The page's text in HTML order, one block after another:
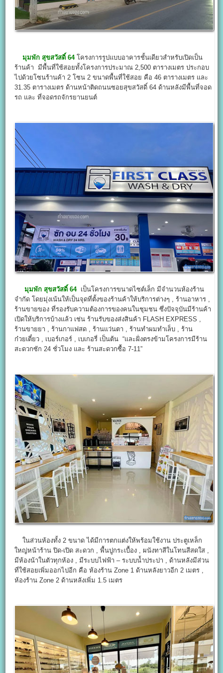
มุมพัก สุขสวัสดิ์ 64โครงการรูปแบบอาคารชั้นเดียวสำหรับเปิดเป็น
ร้านค้า มีพื้นที่ใช้สอยทั้งโครงการประมาณ 2,500 ตารางเมตร ประกอบ
ไปด้วยโซนร้านค้า 2 โซน 2 ขนาดพื้นที่ใช้สอย คือ 46 ตารางเมตร และ
31.35 ตารางเมตร ด้านหน้าติดถนนซอยสุขสวัสดิ์ 64 ด้านหลังมีพื้นที่จอด
รถ และ ที่จอดรถจักรยานยนต์
มุมพัก สุขสวัสดิ์ 64เป็นโครงการขนาดไซต์เล็ก มีจำนวนห้องร้าน
จำกัด โดยมุ่งเน้นให้เป็นจุดที่ตั้งของร้านค้าให้บริการต่างๆ , ร้านอาหาร ,
ร้านขายของ ที่รองรับความต้องการของคนในชุมชน ซึ่งปัจจุบันมีร้านค้า
เปิดให้บริการบ้างแล้ว เช่น ร้านรับของส่งสินค้า FLASH EXPRESS ,
ร้านขายยา , ร้านกาแฟสด , ร้านแว่นตา , ร้านทำผมทำเล็บ , ร้าน
ก๋วยเตี๋ยว , เบอร์เกอร์ , เบเกอรี่ เป็นต้น “และฝั่งตรงข้ามโครงการมีร้าน
สะดวกซัก 24 ชั่วโมง และ ร้านสะดวกซื้อ 7-11”
ในส่วนห้องทั้ง 2 ขนาด ได้มีการตกแต่งให้พร้อมใช้งาน ประตูเหล็ก
ใหญ่หน้าร้าน ปิด-เปิด สะดวก , พื้นปูกระเบื้อง , ผนังทาสีในโทนสีสดใส ,
มีห้องน้าในตัวทุกห้อง , มีระบบไฟฟ้า – ระบบน้ำประปา , ด้านหลังมีส่วน
ที่ใช้สอยเพิ่มออกไปอีก คือ ห้องร้าน Zone 1 ด้านหลังยาวอีก 2 เมตร ,
ห้องร้าน Zone 2 ด้านหลังเพิ่ม 1.5 เมตร